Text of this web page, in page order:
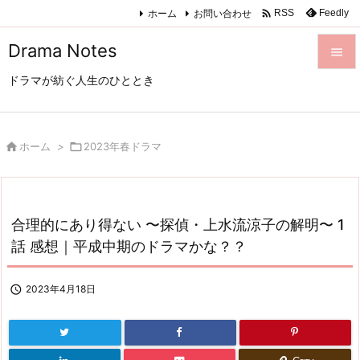
Drama Notes
ドラマが紡ぐ人生のひととき

次へ
検索
ホーム お問い合わせ  RSS Feedly
 ホーム > 2023年春ドラマ
合理的にあり得ない 〜探偵・上水流涼子の解明〜 1
話 感想｜平成中期のドラマかな？？
 2023年4月18日